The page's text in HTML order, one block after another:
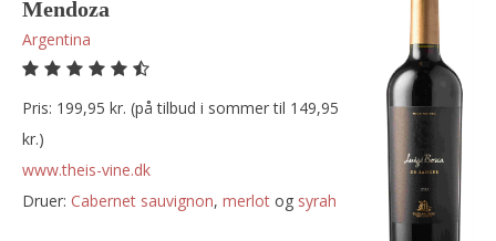
Mendoza
Argentina
Pris: 199,95 kr. (på tilbud i sommer til 149,95
kr.)
www.theis-vine.dk
Druer:
cabernet sauvignon, merlot og syrah